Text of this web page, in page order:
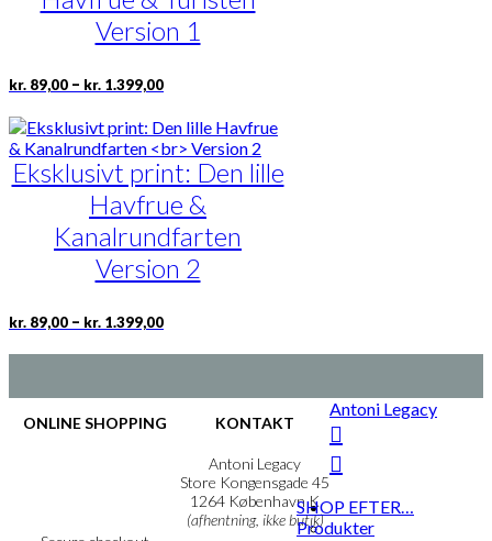
vælges
på
Version 1
kr. 89,00 – kr. 1.399,00Prisinterval:
kr. 89,00
kr. 1.399,00
Dette
vare
flere
varianter.
Mulighederne
kan
vælges
på
varesiden
Eksklusivt print: Den lille
Havfrue &
Kanalrundfarten
Version 2
kr. 89,00 – kr. 1.399,00Prisinterval:
kr. 89,00
til
Dette
vare
har
varianter.
Mulighederne
vælges
på
varesiden
ONLINE SHOPPING KONTAKT
Antoni Legacy
Store Kongensgade 45
1264 København K
(afhentning, ikke butik)
Antoni Legacy
SHOP EFTER…
Produkter